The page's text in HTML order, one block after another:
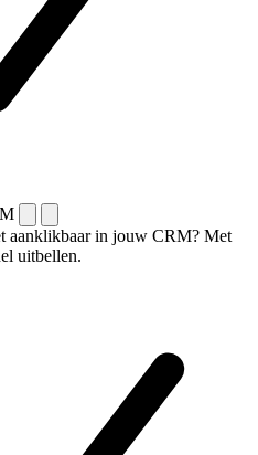
aanklikbaar in jouw CRM? Met
uitbellen.